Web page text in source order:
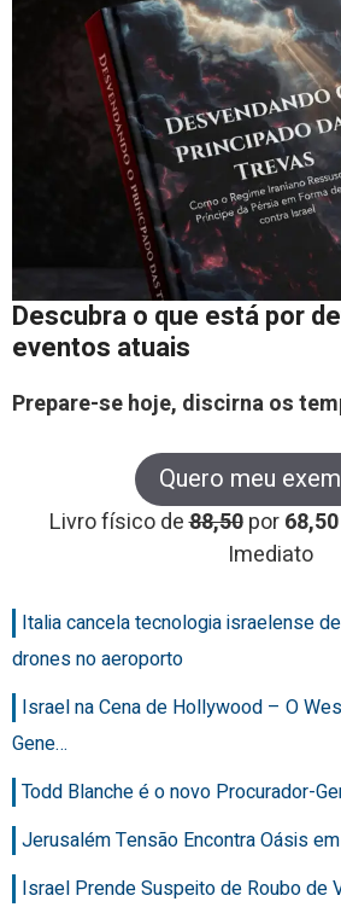
Descubra o que está por
eventos atuais
Prepare-se hoje, discirna os
Quero meu
Livro físico de88,50 por
Imediato
Italia cancela tecnologia israelense
drones no aeroporto
Israel na Cena de Hollywood – O
Gene…
Todd Blanche é o novo Procurador-
Jerusalém Tensão Encontra Oásis
Israel Prende Suspeito de Roubo de